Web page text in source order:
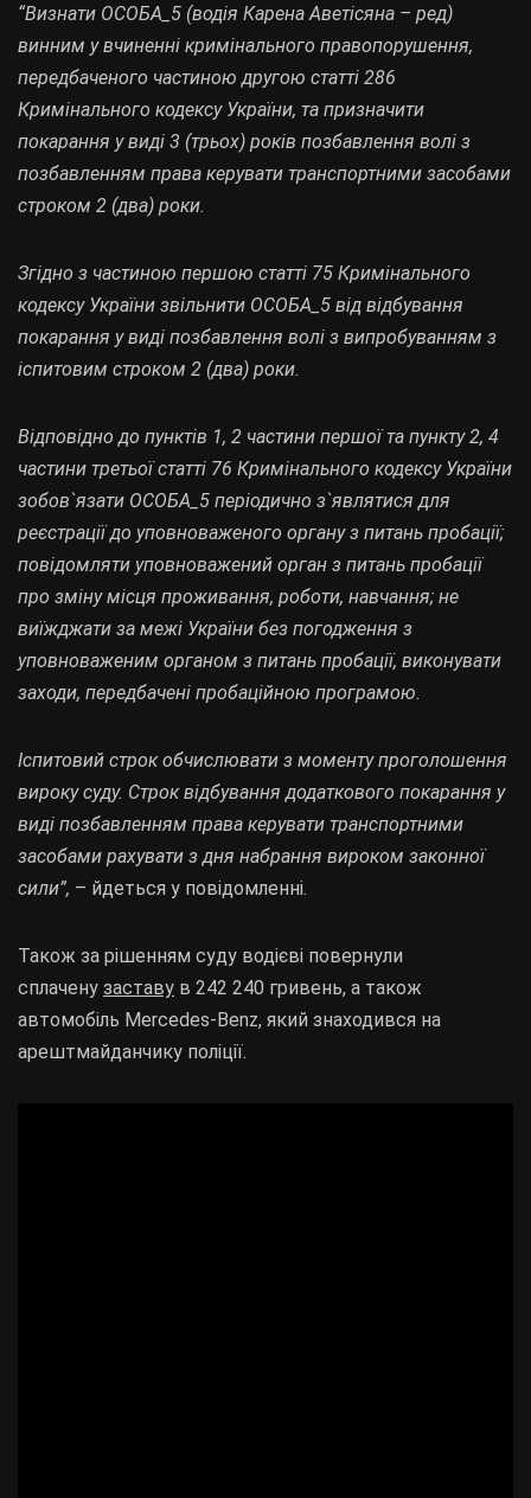
“Визнати ОСОБА_5 (водія Карена Аветісяна – ред)
винним у вчиненні кримінального правопорушення,
передбаченого частиною другою статті 286
Кримінального кодексу України, та призначити
покарання у виді 3 (трьох) років позбавлення волі з
позбавленням права керувати транспортними засобами
строком 2 (два) роки.
Згідно з частиною першою статті 75 Кримінального
кодексу України звільнити ОСОБА_5 від відбування
покарання у виді позбавлення волі з випробуванням з
іспитовим строком 2 (два) роки.
Відповідно до пунктів 1, 2 частини першої та пункту 2, 4
частини третьої статті 76 Кримінального кодексу України
зобов`язати ОСОБА_5 періодично з`являтися для
реєстрації до уповноваженого органу з питань пробації;
повідомляти уповноважений орган з питань пробації
про зміну місця проживання, роботи, навчання; не
виїжджати за межі України без погодження з
уповноваженим органом з питань пробації, виконувати
заходи, передбачені пробаційною програмою.
Іспитовий строк обчислювати з моменту проголошення
вироку суду. Строк відбування додаткового покарання у
виді позбавленням права керувати транспортними
засобами рахувати з дня набрання вироком законної
сили”, – йдеться у повідомленні.
Також за рішенням суду водієві повернули
сплачену заставу в 242 240 гривень, а також
автомобіль Mercedes-Benz, який знаходився на
арештмайданчику поліції.